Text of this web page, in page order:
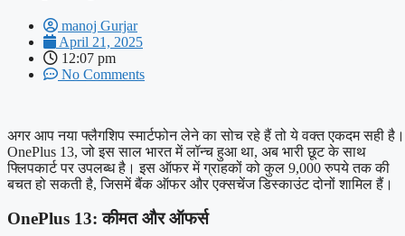
manoj Gurjar
April 21, 2025
12:07 pm
No Comments
अगर आप नया फ्लैगशिप स्मार्टफोन लेने का सोच रहे हैं तो ये वक्त एकदम सही है।
OnePlus 13, जो इस साल भारत में लॉन्च हुआ था, अब भारी छूट के साथ
फ्लिपकार्ट पर उपलब्ध है। इस ऑफर में ग्राहकों को कुल 9,000 रुपये तक की
बचत हो सकती है, जिसमें बैंक ऑफर और एक्सचेंज डिस्काउंट दोनों शामिल हैं।
OnePlus 13: कीमत और ऑफर्स